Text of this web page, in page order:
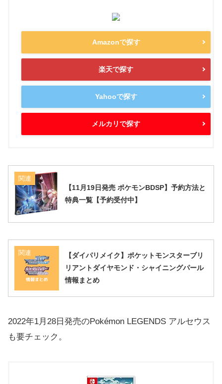
Amazonで探す
楽天で探す
Yahooで探す
メルカリで探す
関連
【11月19日発売 ポケモンBDSP】予約方法と
特典一覧【予約受付中】
関連
【ダイパリメイク】ポケットモンスターブリ
リアントダイヤモンド・シャイニングパール
情報まとめ
2022年1月28日発売のPokémon LEGENDS アルセウス
も要チェック。